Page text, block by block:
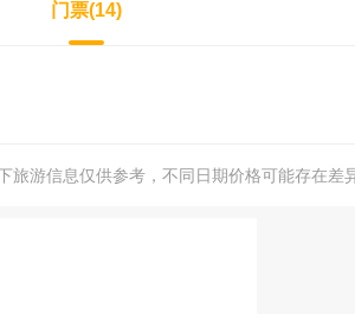
门票(14)
旅游信息仅供参考，不同日期价格可能存在差